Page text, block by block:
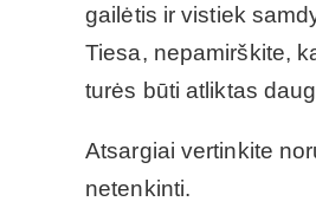
gailėtis ir vistiek
Tiesa, nepamirškite,
turės būti atliktas
Atsargiai vertinkite
netenkinti.